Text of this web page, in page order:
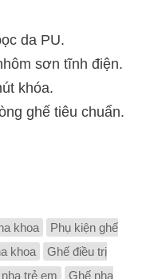
da PU.
sơn tĩnh điện.
khóa.
ghế tiêu chuẩn.
khoa
Phụ kiện ghế
khoa
Ghế điều trị
trẻ em
Ghế nha